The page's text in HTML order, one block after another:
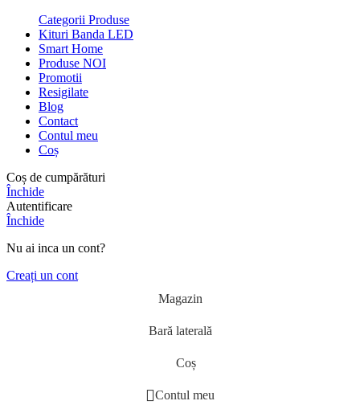
Categorii Produse
Kituri Banda LED
Smart Home
Produse NOI
Promotii
Resigilate
Blog
Contact
Contul meu
Coș
Coș de cumpărături
Închide
Autentificare
Închide
Nu ai inca un cont?
Creați un cont
Magazin
Bară laterală
Coș
Contul meu